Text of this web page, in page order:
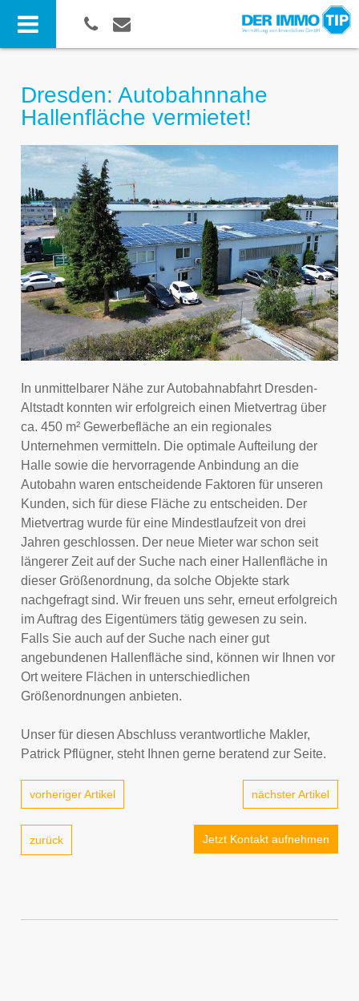
Dresden: Autobahnnahe
Hallenfläche vermietet!
In unmittelbarer Nähe zur Autobahnabfahrt Dresden-
Altstadt konnten wir erfolgreich einen Mietvertrag über
ca. 450 m² Gewerbefläche an ein regionales
Unternehmen vermitteln. Die optimale Aufteilung der
Halle sowie die hervorragende Anbindung an die
Autobahn waren entscheidende Faktoren für unseren
Kunden, sich für diese Fläche zu entscheiden. Der
Mietvertrag wurde für eine Mindestlaufzeit von drei
Jahren geschlossen. Der neue Mieter war schon seit
längerer Zeit auf der Suche nach einer Hallenfläche in
dieser Größenordnung, da solche Objekte stark
nachgefragt sind. Wir freuen uns sehr, erneut erfolgreich
im Auftrag des Eigentümers tätig gewesen zu sein.
Falls Sie auch auf der Suche nach einer gut
angebundenen Hallenfläche sind, können wir Ihnen vor
Ort weitere Flächen in unterschiedlichen
Größenordnungen anbieten.
Unser für diesen Abschluss verantwortliche Makler,
Patrick Pflügner, steht Ihnen gerne beratend zur Seite.
vorheriger Artikel nächster Artikel
zurück Jetzt Kontakt aufnehmen